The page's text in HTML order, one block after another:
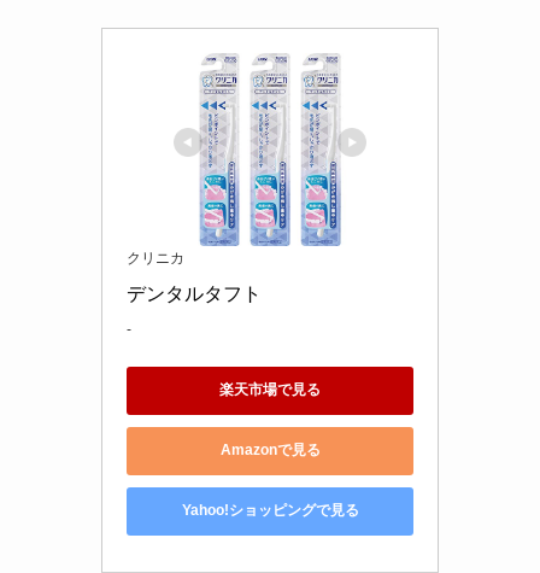
クリニカ
デンタルタフト
-
楽天市場で見る
Amazonで見る
Yahoo!ショッピングで見る